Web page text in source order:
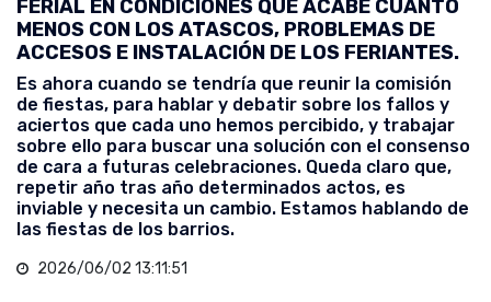
FERIAL EN CONDICIONES QUE ACABE CUANTO
MENOS CON LOS ATASCOS, PROBLEMAS DE
ACCESOS E INSTALACIÓN DE LOS FERIANTES.
Es ahora cuando se tendría que reunir la comisión
de fiestas, para hablar y debatir sobre los fallos y
aciertos que cada uno hemos percibido, y trabajar
sobre ello para buscar una solución con el consenso
de cara a futuras celebraciones. Queda claro que,
repetir año tras año determinados actos, es
inviable y necesita un cambio. Estamos hablando de
las fiestas de los barrios.
2026/06/02 13:11:51